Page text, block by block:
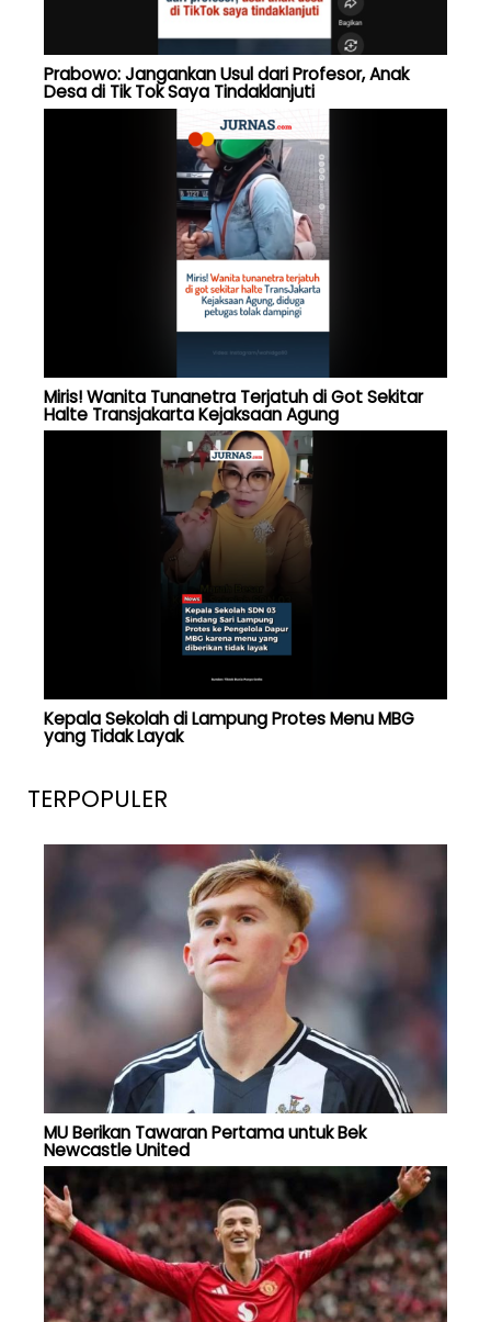
Prabowo: Jangankan Usul dari Profesor, Anak
Desa di Tik Tok Saya Tindaklanjuti
Miris! Wanita Tunanetra Terjatuh di Got Sekitar
Halte Transjakarta Kejaksaan Agung
Kepala Sekolah di Lampung Protes Menu MBG
yang Tidak Layak
TERPOPULER
MU Berikan Tawaran Pertama untuk Bek
Newcastle United